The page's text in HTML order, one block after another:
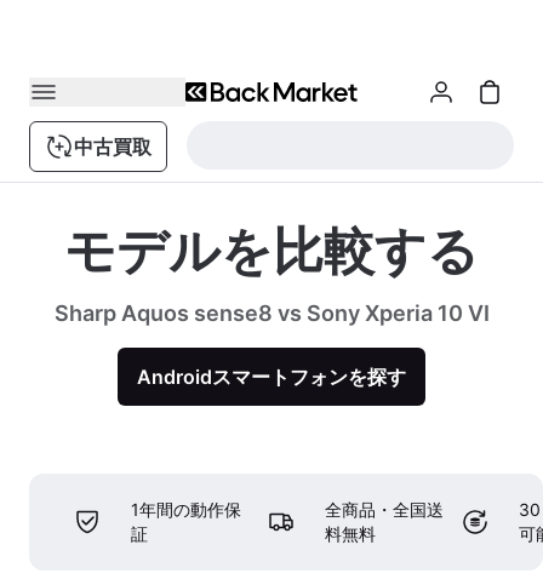
中古買取
モデルを比較する
Sharp Aquos sense8 vs Sony Xperia 10 VI
Androidスマートフォンを探す
1年間の動作保
証
全商品・全国送
料無料
30
可